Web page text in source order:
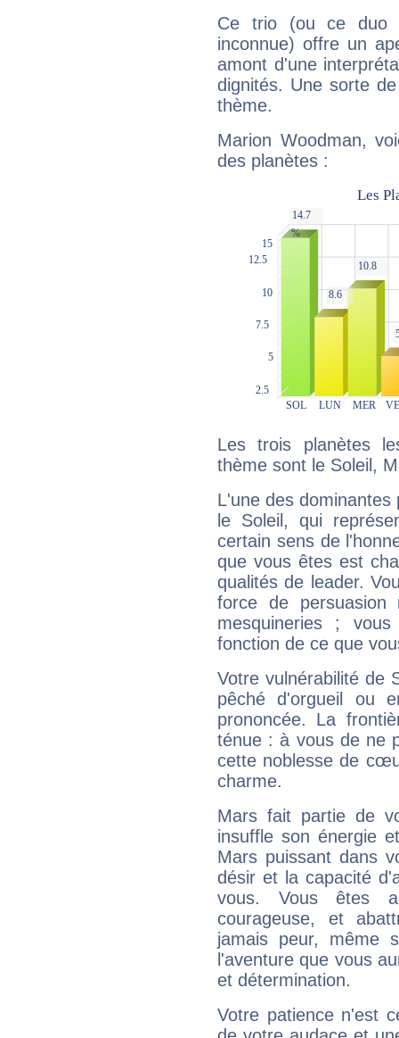
Ce trio (ou ce duo
inconnue) offre un
amont d'une
dignités. Une sorte
thème.
Marion Woodman,
des planètes :
Les trois planètes
thème sont le Soleil,
L'une des
le Soleil, qui
certain sens de
que vous êtes est
qualités de leader.
force de
mesquineries ;
fonction de ce que
Votre vulnérabilité de
pêché d'orgueil ou
prononcée. La
ténue : à vous de ne
cette noblesse de
charme.
Mars fait partie de
insuffle son énergie
Mars puissant dans
désir et la capacité
vous. Vous êtes
courageuse, et
jamais peur, même
l'aventure que vous
et détermination.
Votre patience n'est